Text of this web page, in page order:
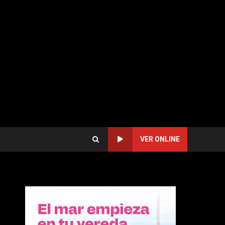
VER ONLINE